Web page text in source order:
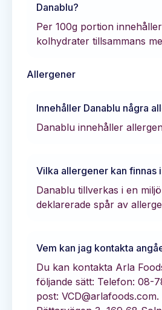
Danablu?
Per 100g portion innehåller
kolhydrater tillsammans
Allergener
Innehåller Danablu några
Danablu innehåller
Vilka allergener kan finnas
Danablu tillverkas i en
deklarerade spår av
Vem kan jag kontakta
Du kan kontakta Arla
följande sätt: Telefon: 08-
post: VCD@arlafoods.com.